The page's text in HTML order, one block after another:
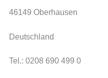
46149 Oberhausen
Deutschland
Tel.: 0208 690 499 0